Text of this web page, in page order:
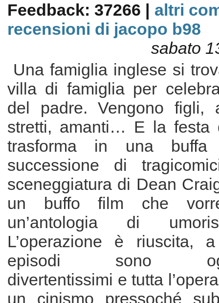
Feedback: 37266 | altri
recensioni di jacopo b98
sabato
Una famiglia inglese si
villa di famiglia per
del padre. Vengono figli,
stretti, amanti… E la festa
trasforma in una buffa
successione di
sceneggiatura di Dean
un buffo film che
un’antologia di
L’operazione è riuscita,
episodi sono
divertentissimi e tutta
un cinismo pressoché